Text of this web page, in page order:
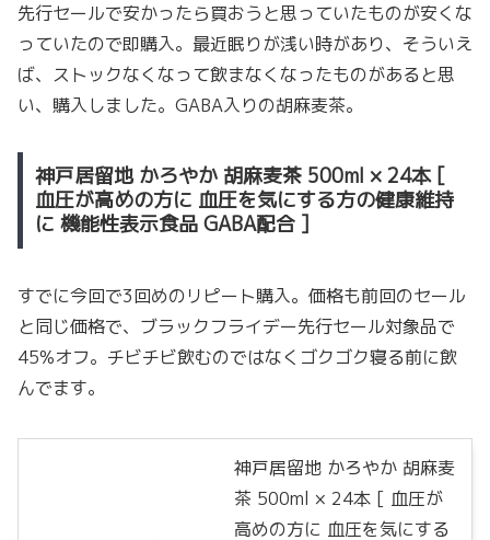
先行セールで安かったら買おうと思っていたものが安くな
っていたので即購入。最近眠りが浅い時があり、そういえ
ば、ストックなくなって飲まなくなったものがあると思
い、購入しました。GABA入りの胡麻麦茶。
神戸居留地 かろやか 胡麻麦茶 500ml × 24本 [
血圧が高めの方に 血圧を気にする方の健康維持
に 機能性表示食品 GABA配合 ]
すでに今回で3回めのリピート購入。価格も前回のセール
と同じ価格で、ブラックフライデー先行セール対象品で
45%オフ。チビチビ飲むのではなくゴクゴク寝る前に飲
んでます。
神戸居留地 かろやか 胡麻麦
茶 500ml × 24本 [ 血圧が
高めの方に 血圧を気にする